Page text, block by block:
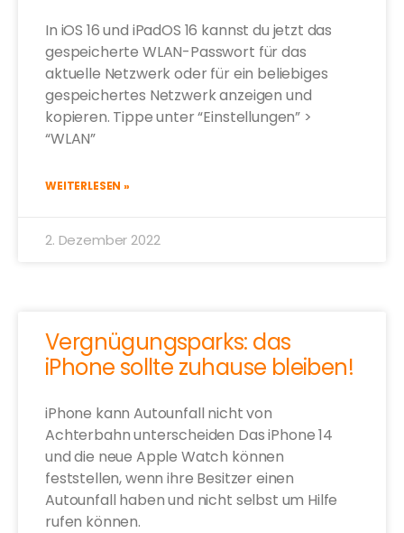
In iOS 16 und iPadOS 16 kannst du jetzt das
gespeicherte WLAN-Passwort für das
aktuelle Netzwerk oder für ein beliebiges
gespeichertes Netzwerk anzeigen und
kopieren. Tippe unter “Einstellungen” >
“WLAN”
WEITERLESEN »
2. Dezember 2022
Vergnügungsparks: das
iPhone sollte zuhause bleiben!
iPhone kann Autounfall nicht von
Achterbahn unterscheiden Das iPhone 14
und die neue Apple Watch können
feststellen, wenn ihre Besitzer einen
Autounfall haben und nicht selbst um Hilfe
rufen können.